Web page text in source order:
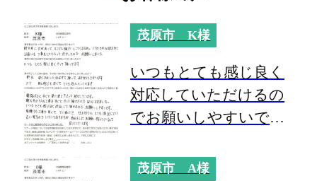
茂原市 K様
いつもとても感じ良く
対応していただけるの
でお願いしやすいで
茂原市 A様